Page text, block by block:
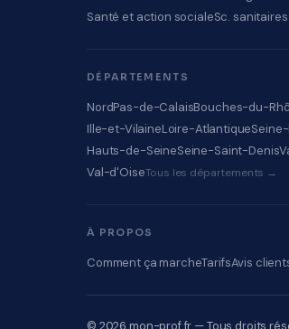
Santé et action socialeSc.
DÉPARTEMENTS
NordPas-de-CalaisBouches-du-
Ille-et-VilaineLoire-Atlantique
Hauts-de-SeineSeine-Saint-Denis
Val-d'OiseTous les départements →
À PROPOS
Comment ça marcheTarifsAvis
© 2026 mon-prof.fr — Tous droits